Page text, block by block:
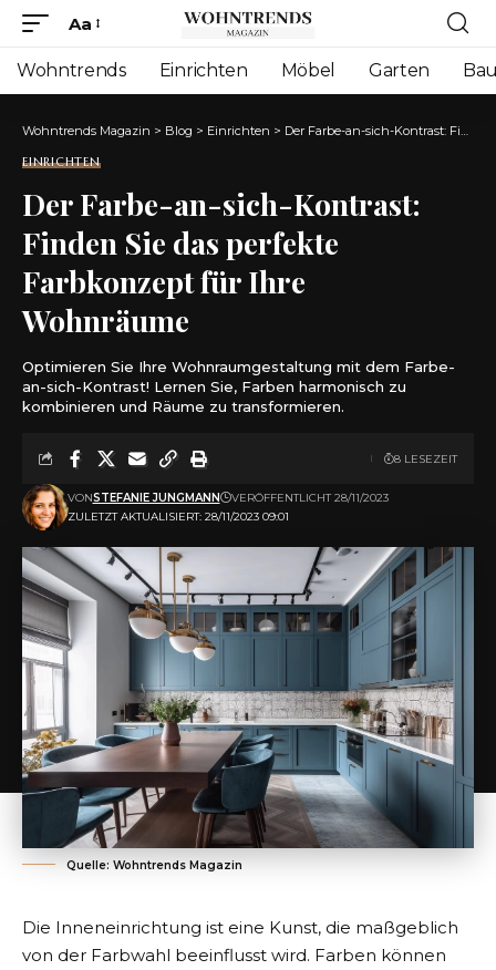
Font
Resizer
Aa
Wohntrends Einrichten Möbel Garten
Wohntrends Magazin > Blog > Einrichten > Der Farbe-an-sich-Kontrast: Finden Sie das perfekte Farbkonzept für Ihre Wohnräume
EINRICHTEN
Der Farbe-an-sich-Kontrast:
Finden Sie das perfekte
Farbkonzept für Ihre
Wohnräume
Optimieren Sie Ihre Wohnraumgestaltung mit dem Farbe-
an-sich-Kontrast! Lernen Sie, Farben harmonisch zu
kombinieren und Räume zu transformieren.
ZULETZT AKTUALISIERT: 28/11/2023 09:01
VONSTEFANIE JUNGMANN VERÖFFENTLICHT 28/11/2023
8 LESEZEIT
Quelle: Wohntrends Magazin
Die Inneneinrichtung ist eine Kunst, die maßgeblich
von der Farbwahl beeinflusst wird. Farben können